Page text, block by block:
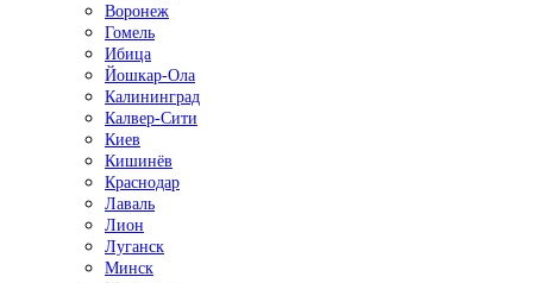
Воронеж
Гомель
Ибица
Йошкар-Ола
Калининград
Калвер-Сити
Киев
Кишинёв
Краснодар
Лаваль
Лион
Луганск
Минск